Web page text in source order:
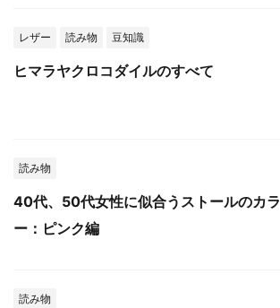
レザー 読み物 豆知識
ヒマラヤクロコダイルのすべて
読み物
40代、50代女性に似合うストールのカラ
ー：ピンク編
読み物